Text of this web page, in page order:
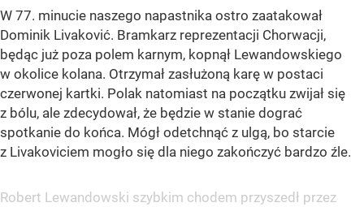
W 77. minucie naszego napastnika ostro zaatakował
Dominik Livaković. Bramkarz reprezentacji Chorwacji,
będąc już poza polem karnym, kopnął Lewandowskiego
w okolice kolana. Otrzymał zasłużoną karę w postaci
czerwonej kartki. Polak natomiast na początku zwijał się
z bólu, ale zdecydował, że będzie w stanie dograć
spotkanie do końca. Mógł odetchnąć z ulgą, bo starcie
z Livakoviciem mogło się dla niego zakończyć bardzo źle.
Robert Lewandowski szybkim chodem przyszedł przez